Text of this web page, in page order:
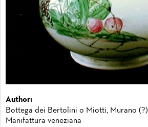
Author:
Bottega dei Bertolini o Miotti, Murano (?)
Manifattura veneziana